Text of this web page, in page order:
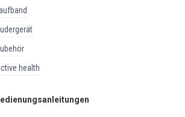
rudergerät
zubehör
active health